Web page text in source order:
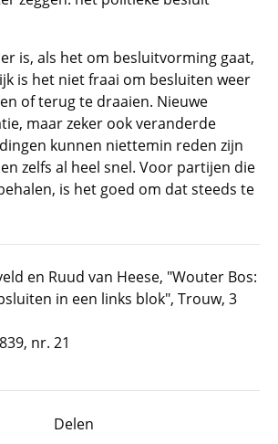
is, als het om besluitvorming gaat,
is het niet fraai om besluiten weer
of terug te draaien. Nieuwe
maar zeker ook veranderde
kunnen niettemin reden zijn
zelfs al heel snel. Voor partijen die
is het goed om dat steeds te
en Ruud van Heese, "Wouter Bos:
in een links blok", Trouw, 3
nr. 21
Delen